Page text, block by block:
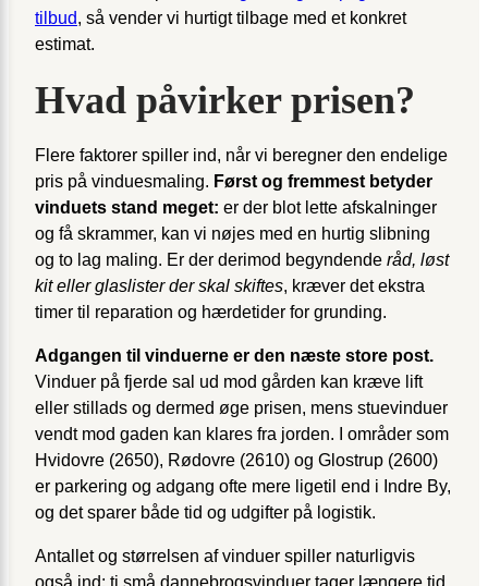
tilbud, så vender vi hurtigt tilbage med et konkret
estimat.
Hvad påvirker prisen?
Flere faktorer spiller ind, når vi beregner den endelige
pris på vinduesmaling. Først og fremmest betyder
vinduets stand meget: er der blot lette afskalninger
og få skrammer, kan vi nøjes med en hurtig slibning
og to lag maling. Er der derimod begyndende råd, løst
kit eller glaslister der skal skiftes, kræver det ekstra
timer til reparation og hærdetider for grunding.
Adgangen til vinduerne er den næste store post.
Vinduer på fjerde sal ud mod gården kan kræve lift
eller stillads og dermed øge prisen, mens stuevinduer
vendt mod gaden kan klares fra jorden. I områder som
Hvidovre (2650), Rødovre (2610) og Glostrup (2600)
er parkering og adgang ofte mere ligetil end i Indre By,
og det sparer både tid og udgifter på logistik.
Antallet og størrelsen af vinduer spiller naturligvis
også ind: ti små dannebrogsvinduer tager længere tid